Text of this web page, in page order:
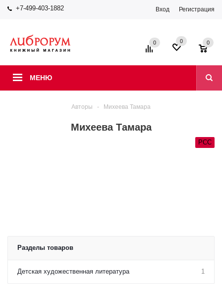
+7-499-403-1882 Вход Регистрация
МЕНЮ
0 0 0
Авторы - Михеева Тамара
Михеева Тамара
РСС
Разделы товаров
Детская художественная литература 1